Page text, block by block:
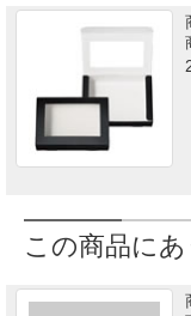
この商品にあ